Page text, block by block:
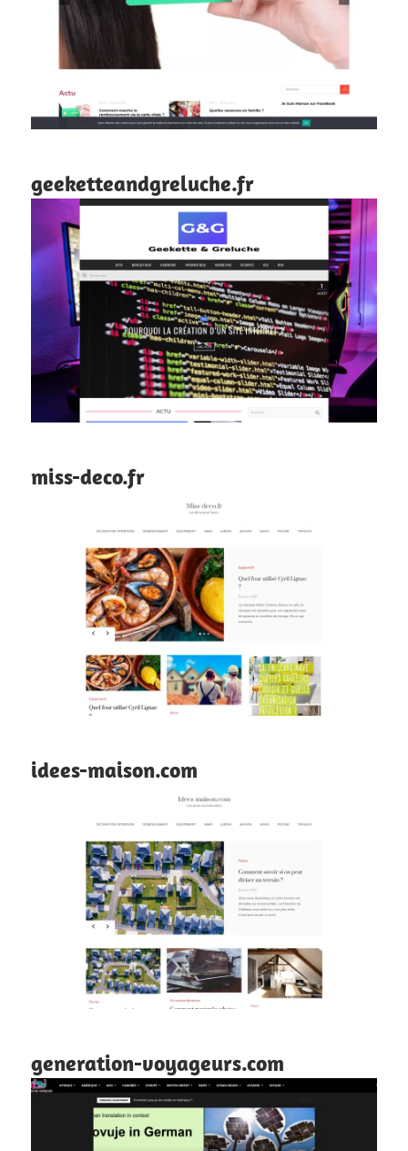
geeketteandgreluche.fr
miss-deco.fr
idees-maison.com
generation-voyageurs.com